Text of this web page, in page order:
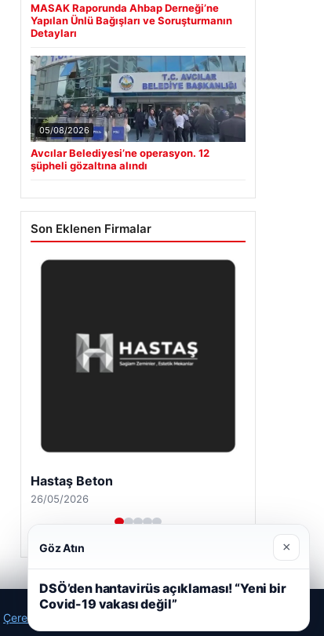
MASAK Raporunda Ahbap Derneği’ne
Yapılan Ünlü Bağışları ve Soruşturmanın
Detayları
05/08/2026
Avcılar Belediyesi’ne operasyon. 12
şüpheli gözaltına alındı
Son Eklenen Firmalar
Enes Kaplan Avukatlık Bürosu
28/04/2026
Çerez Politikamız
Göz Atın ×
DSÖ’den hantavirüs açıklaması! “Yeni bir
Covid-19 vakası değil”